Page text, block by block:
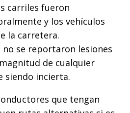
carriles fueron
y los vehículos
la carretera.
se reportaron lesiones
de cualquier
siendo incierta.
que tengan